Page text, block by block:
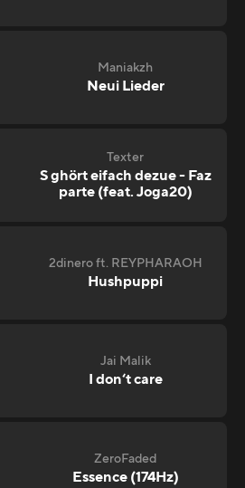
Maniakzh
Neui Lieder
Texter
S ghört eifach dezue - Faz
parte (feat. Joga20)
2dinero ft. REYPHARAOH
Hushpuppi
Jai Malik
I don‘t care
ZeroFaded
Essence (174Hz)